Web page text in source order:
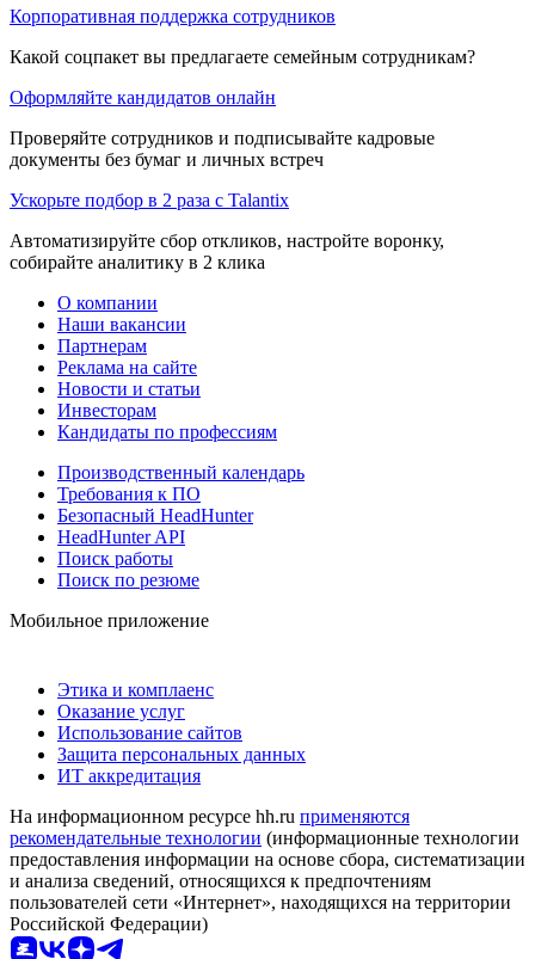
Корпоративная поддержка сотрудников
Какой соцпакет вы предлагаете семейным сотрудникам?
Оформляйте кандидатов онлайн
Проверяйте сотрудников и подписывайте кадровые
документы без бумаг и личных встреч
Ускорьте подбор в 2 раза с Talantix
Автоматизируйте сбор откликов, настройте воронку,
собирайте аналитику в 2 клика
О компании
Наши вакансии
Партнерам
Реклама на сайте
Новости и статьи
Инвесторам
Кандидаты по профессиям
Производственный календарь
Требования к ПО
Безопасный HeadHunter
HeadHunter API
Поиск работы
Поиск по резюме
Мобильное приложение
Этика и комплаенс
Оказание услуг
Использование сайтов
Защита персональных данных
ИТ аккредитация
На информационном ресурсе hh.ru применяются
рекомендательные технологии (информационные технологии
предоставления информации на основе сбора, систематизации
и анализа сведений, относящихся к предпочтениям
пользователей сети «Интернет», находящихся на территории
Российской Федерации)